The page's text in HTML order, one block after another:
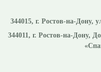
344015, г. Ростов-на-Дону,
344011, г. Ростов-на-Дону,